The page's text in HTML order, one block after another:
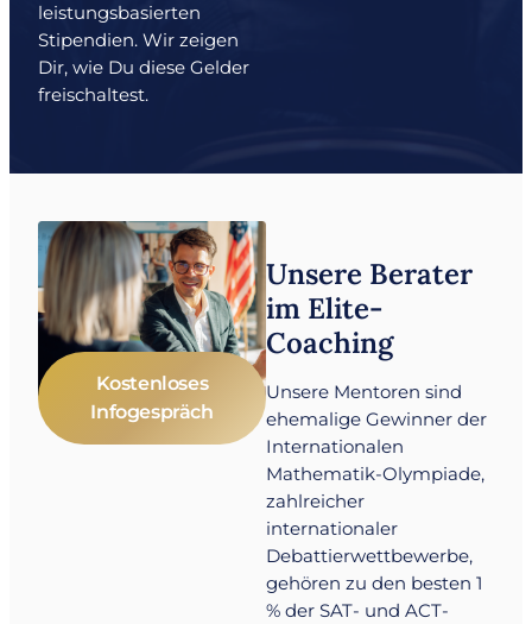
leistungsbasierten
Stipendien. Wir zeigen
Dir, wie Du diese Gelder
freischaltest.
Kostenloses
Infogespräch
Unsere Berater
im Elite-
Coaching
Unsere Mentoren sind
ehemalige Gewinner der
Internationalen
Mathematik-Olympiade,
zahlreicher
internationaler
Debattierwettbewerbe,
gehören zu den besten 1
% der SAT- und ACT-